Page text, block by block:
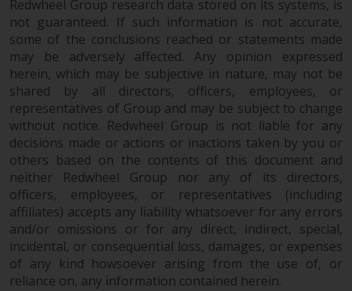
Redwheel Group research data stored on its systems, is
not guaranteed. If such information is not accurate,
some of the conclusions reached or statements made
may be adversely affected. Any opinion expressed
herein, which may be subjective in nature, may not be
shared by all directors, officers, employees, or
representatives of Group and may be subject to change
without notice. Redwheel Group is not liable for any
decisions made or actions or inactions taken by you or
others based on the contents of this document and
neither Redwheel Group nor any of its directors,
officers, employees, or representatives (including
affiliates) accepts any liability whatsoever for any errors
and/or omissions or for any direct, indirect, special,
incidental, or consequential loss, damages, or expenses
of any kind howsoever arising from the use of, or
reliance on, any information contained herein.